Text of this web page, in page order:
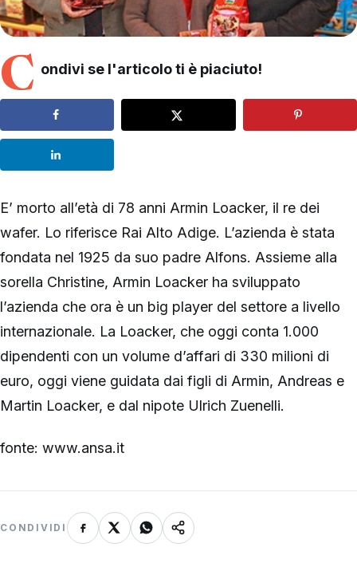
C ondivi se l'articolo ti è piaciuto!
E’ morto all’età di 78 anni Armin Loacker, il re dei
wafer. Lo riferisce Rai Alto Adige. L’azienda è stata
fondata nel 1925 da suo padre Alfons. Assieme alla
sorella Christine, Armin Loacker ha sviluppato
l’azienda che ora è un big player del settore a livello
internazionale. La Loacker, che oggi conta 1.000
dipendenti con un volume d’affari di 330 milioni di
euro, oggi viene guidata dai figli di Armin, Andreas e
Martin Loacker, e dal nipote Ulrich Zuenelli.
fonte: www.ansa.it
CONDIVIDI